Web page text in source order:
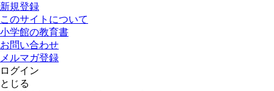
新規登録
このサイトについて
小学館の教育書
お問い合わせ
メルマガ登録
ログイン
とじる